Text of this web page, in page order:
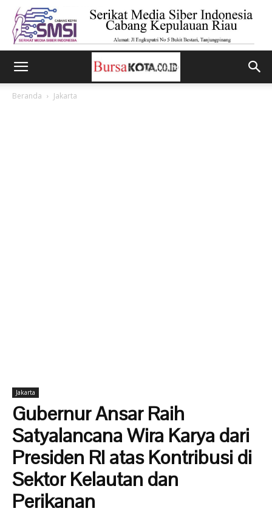
Beranda Jakarta
Jakarta
Gubernur Ansar Raih
Satyalancana Wira Karya dari
Presiden RI atas Kontribusi di
Sektor Kelautan dan
Perikanan